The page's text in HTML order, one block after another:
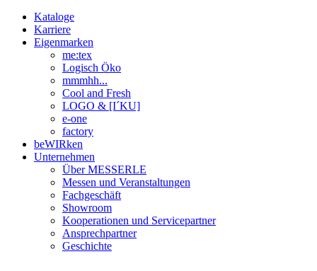
Kataloge
Karriere
Eigenmarken
me:tex
Logisch Öko
mmmhh...
Cool and Fresh
LOGO & [I´KU]
e-one
factory
beWIRken
Unternehmen
Über MESSERLE
Messen und Veranstaltungen
Fachgeschäft
Showroom
Kooperationen und Servicepartner
Ansprechpartner
Geschichte